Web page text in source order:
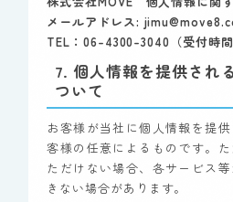
メールアドレス:
TEL：06-4300-3040（受付時間
7. 個人情報を提供され
ついて
お客様が当社に個人情報を提
客様の任意によるものです。
ただけない場合、各サービス
きない場合があります。